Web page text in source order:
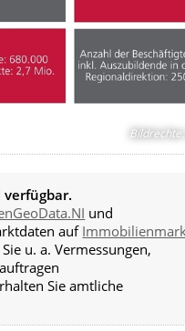
Bildrechte:
und
auf
u. a. Vermessungen,
Sie amtliche